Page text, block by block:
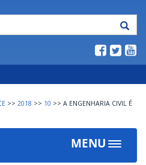
Canais
>> 2018 >> 10 >> A ENGENHARIA CIVIL É
MENU
Toggle